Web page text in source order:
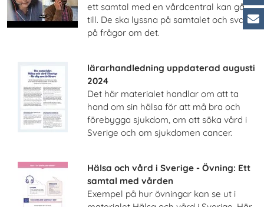
ett samtal med en vårdcentral kan gå
till. De ska lyssna på samtalet och svara
på frågor om det.
lärarhandledning uppdaterad augusti
2024
Det här materialet handlar om att ta
hand om sin hälsa för att må bra och
förebygga sjukdom, om att söka vård i
Sverige och om sjukdomen cancer.
Hälsa och vård i Sverige - Övning: Ett
samtal med vården
Exempel på hur övningar kan se ut i